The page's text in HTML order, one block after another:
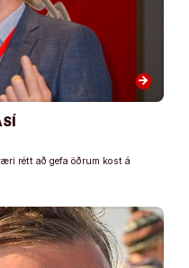
arrow_forward
rétt að gefa öðrum kost á